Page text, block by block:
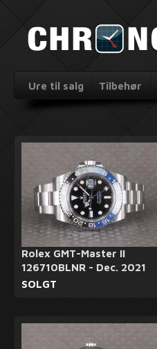
Ure til salg Tilbehør
Rolex GMT-Master II
126710BLNR - Dec. 2021
SOLGT